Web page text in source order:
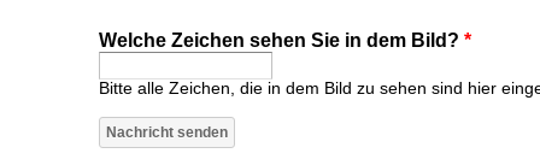
Welche Zeichen sehen Sie in dem Bild? *
Bitte alle Zeichen, die in dem Bild zu sehen sind hier